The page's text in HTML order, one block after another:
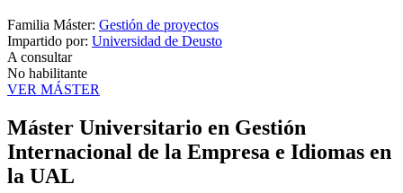
Familia Máster: Gestión de proyectos
Impartido por: Universidad de Deusto
A consultar
No habilitante
VER MÁSTER
Máster Universitario en Gestión
Internacional de la Empresa e Idiomas en
la UAL